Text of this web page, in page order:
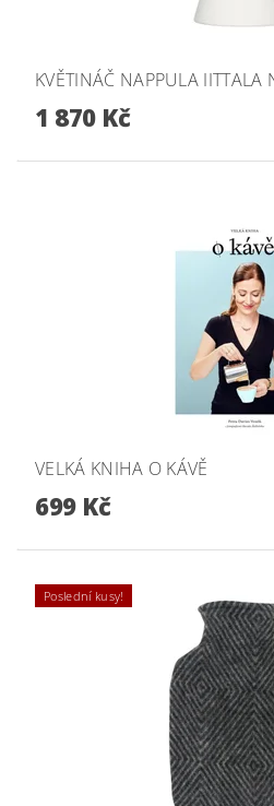
KVĚTINÁČ NAPPULA IITTALA
1 870 Kč
VELKÁ KNIHA O KÁVĚ
699 Kč
Poslední kusy!